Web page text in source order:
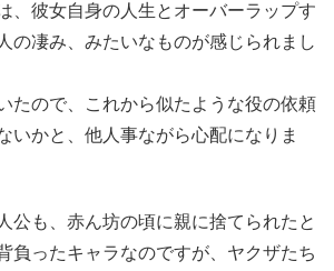
、彼女自身の人生とオーバーラップす
の凄み、みたいなものが感じられまし
たので、これから似たような役の依頼
いかと、他人事ながら心配になりま
公も、赤ん坊の頃に親に捨てられたと
負ったキャラなのですが、ヤクザたち